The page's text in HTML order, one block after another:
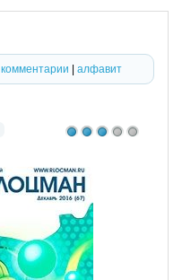
комментарии | алфавит